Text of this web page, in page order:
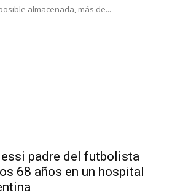
almacenada, más de...
padre del futbolista
68 años en un hospital